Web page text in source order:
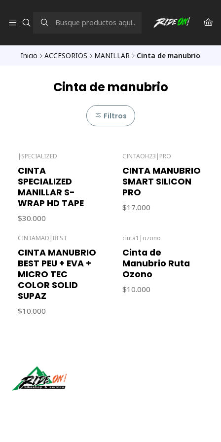
Inicio ACCESORIOS MANILLAR Cinta de manubrio
Cinta de manubrio
Filtros
| SPECIALIZED
CINTA
SPECIALIZED
MANILLAR S-
WRAP HD TAPE
$30.000
CINTAOH23 | PRO
CINTA MANUBRIO
SMART SILICON
PRO
$17.000
CINTAMAD | BEST
CINTA MANUBRIO
BEST PEU + EVA +
MICRO TEC
COLOR SOLID
SUPAZ
$10.000
cinta1 | ozono
Cinta de
Manubrio Ruta
Ozono
$10.000